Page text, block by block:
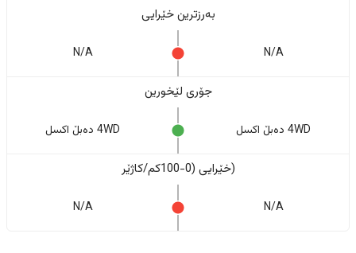
بەرزترین خێرایی
N/A
N/A
جۆری لێخورین
4WD دەبڵ اکسل 4WD دەبڵ اکسل
(خێرایی (0-100کم/کاژێر
N/A
N/A